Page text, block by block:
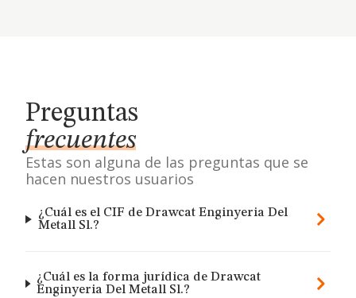
Preguntas
frecuentes
Estas son alguna de las preguntas que se
hacen nuestros usuarios
¿Cuál es el CIF de Drawcat Enginyeria Del
Metall Sl.?
¿Cuál es la forma jurídica de Drawcat
Enginyeria Del Metall Sl.?